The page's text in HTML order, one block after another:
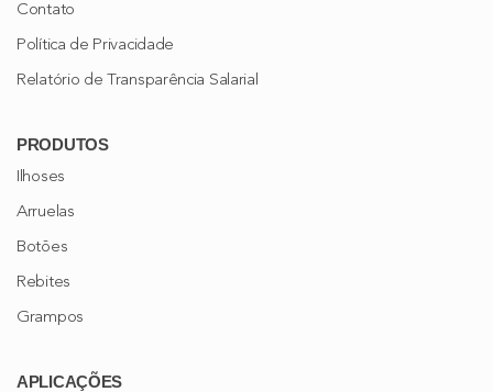
Contato
Política de Privacidade
Relatório de Transparência Salarial
PRODUTOS
Ilhoses
Arruelas
Botões
Rebites
Grampos
APLICAÇÕES